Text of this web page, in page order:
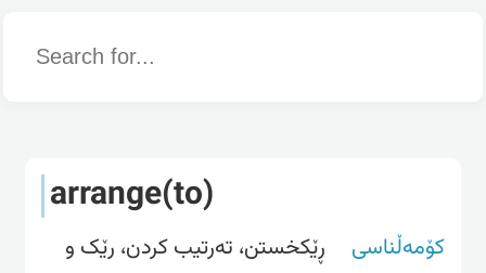
Word
arrange(to)
کۆمەڵناسی
ڕێکخستن، تەرتیب کردن، رێک و